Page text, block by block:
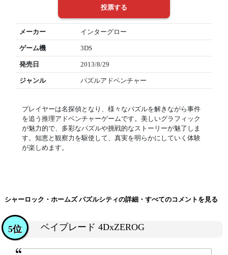
メーカー インターグロー
ゲーム機 3DS
発売日 2013/8/29
ジャンル パズルアドベンチャー
プレイヤーは名探偵となり、様々なパズルを解きながら事件
を追う推理アドベンチャーゲームです。美しいグラフィック
が魅力的で、多彩なパズルや挑戦的なストーリーが魅了しま
す。知恵と観察力を駆使して、真実を明らかにしていく体験
が楽しめます。
シャーロック・ホームズ パズルシティの詳細・すべてのコメントを見る
ベイブレード 4DxZEROG
5位